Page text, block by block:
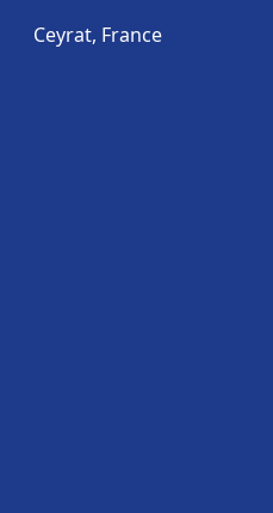
Ceyrat, France